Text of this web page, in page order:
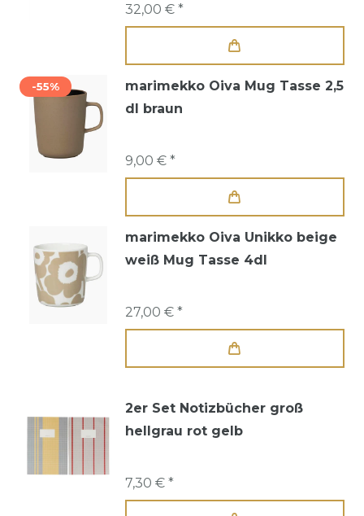
32,00 € *
-55%
marimekko Oiva Mug Tasse 2,5
dl braun
9,00 € *
marimekko Oiva Unikko beige
weiß Mug Tasse 4dl
27,00 € *
2er Set Notizbücher groß
hellgrau rot gelb
7,30 € *